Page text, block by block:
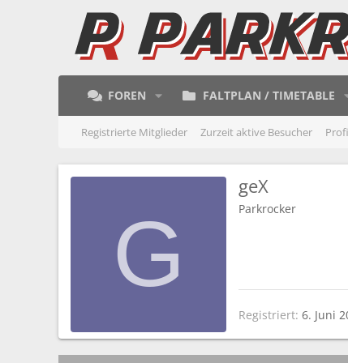
FOREN FALTPLAN / TIMETABLE
Registrierte Mitglieder Zurzeit aktive Besucher
G
geX
Parkrocker
Registriert 6. Juni